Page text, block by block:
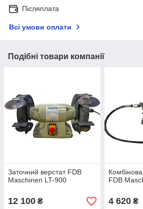
Післяплата
Всі умови оплати
Подібні товари компанії
Заточний верстат FDB
Maschinen LT-900
12 100 ₴
FDB
4 620₴